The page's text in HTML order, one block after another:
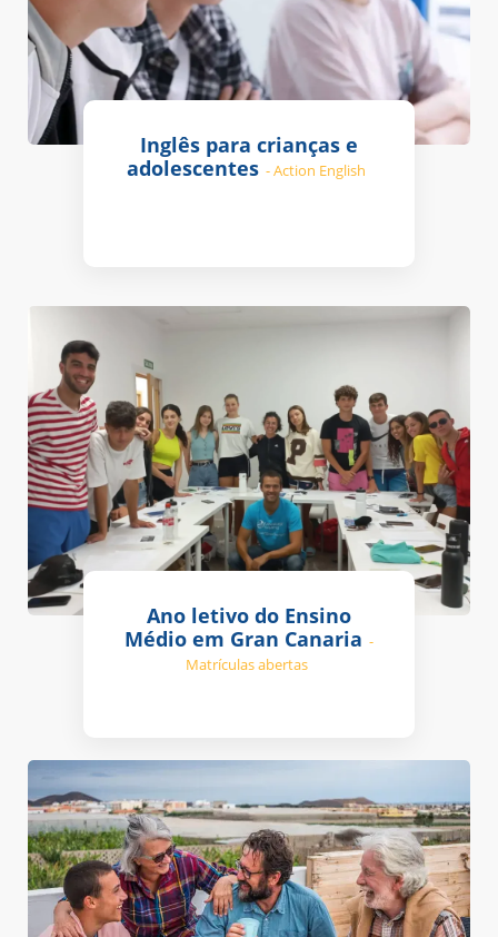
Inglês para crianças e
adolescentes - Action English
Ano letivo do Ensino
Médio em Gran Canaria -
Matrículas abertas